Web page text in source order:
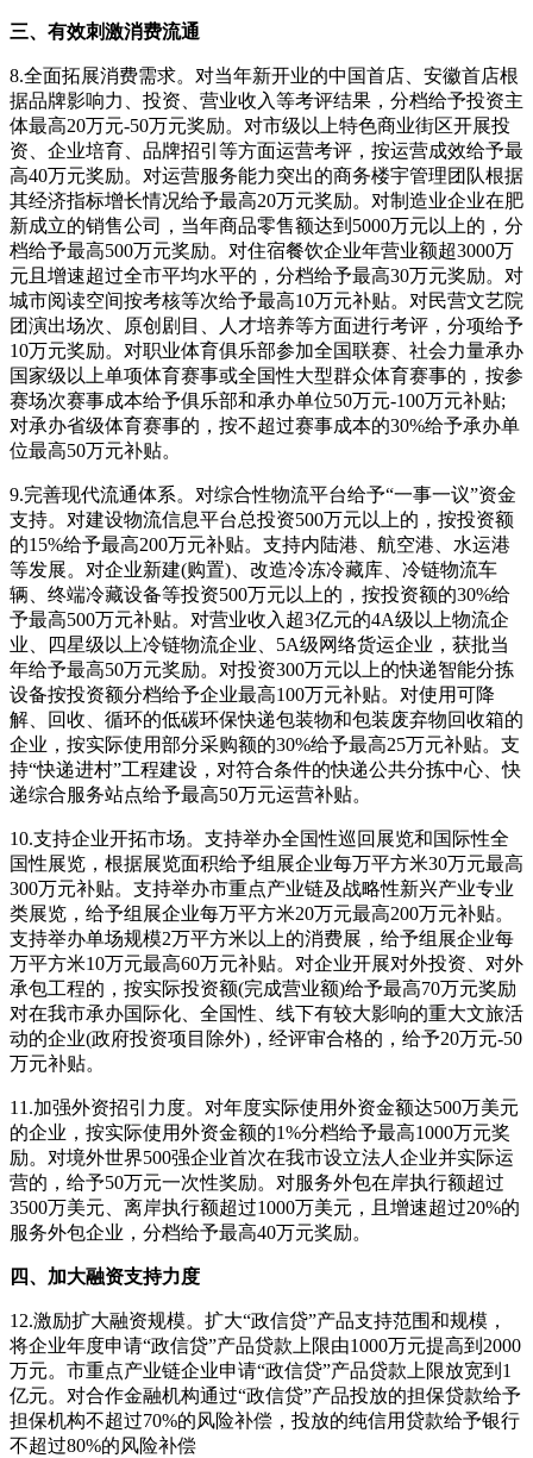
三、有效刺激消费流通
8.全面拓展消费需求。对当年新开业的中国首店、安徽首店根
据品牌影响力、投资、营业收入等考评结果，分档给予投资主
体最高20万元-50万元奖励。对市级以上特色商业街区开展投
资、企业培育、品牌招引等方面运营考评，按运营成效给予最
高40万元奖励。对运营服务能力突出的商务楼宇管理团队根据
其经济指标增长情况给予最高20万元奖励。对制造业企业在肥
新成立的销售公司，当年商品零售额达到5000万元以上的，分
档给予最高500万元奖励。对住宿餐饮企业年营业额超3000万
元且增速超过全市平均水平的，分档给予最高30万元奖励。对
城市阅读空间按考核等次给予最高10万元补贴。对民营文艺院
团演出场次、原创剧目、人才培养等方面进行考评，分项给予
10万元奖励。对职业体育俱乐部参加全国联赛、社会力量承办
国家级以上单项体育赛事或全国性大型群众体育赛事的，按参
赛场次赛事成本给予俱乐部和承办单位50万元-100万元补贴;
对承办省级体育赛事的，按不超过赛事成本的30%给予承办单
位最高50万元补贴。
9.完善现代流通体系。对综合性物流平台给予“一事一议”资金
支持。对建设物流信息平台总投资500万元以上的，按投资额
的15%给予最高200万元补贴。支持内陆港、航空港、水运港
等发展。对企业新建(购置)、改造冷冻冷藏库、冷链物流车
辆、终端冷藏设备等投资500万元以上的，按投资额的30%给
予最高500万元补贴。对营业收入超3亿元的4A级以上物流企
业、四星级以上冷链物流企业、5A级网络货运企业，获批当
年给予最高50万元奖励。对投资300万元以上的快递智能分拣
设备按投资额分档给予企业最高100万元补贴。对使用可降
解、回收、循环的低碳环保快递包装物和包装废弃物回收箱的
企业，按实际使用部分采购额的30%给予最高25万元补贴。支
持“快递进村”工程建设，对符合条件的快递公共分拣中心、快
递综合服务站点给予最高50万元运营补贴。
10.支持企业开拓市场。支持举办全国性巡回展览和国际性全
国性展览，根据展览面积给予组展企业每万平方米30万元最高
300万元补贴。支持举办市重点产业链及战略性新兴产业专业
类展览，给予组展企业每万平方米20万元最高200万元补贴。
支持举办单场规模2万平方米以上的消费展，给予组展企业每
万平方米10万元最高60万元补贴。对企业开展对外投资、对外
承包工程的，按实际投资额(完成营业额)给予最高70万元奖励
对在我市承办国际化、全国性、线下有较大影响的重大文旅活
动的企业(政府投资项目除外)，经评审合格的，给予20万元-50
万元补贴。
11.加强外资招引力度。对年度实际使用外资金额达500万美元
的企业，按实际使用外资金额的1%分档给予最高1000万元奖
励。对境外世界500强企业首次在我市设立法人企业并实际运
营的，给予50万元一次性奖励。对服务外包在岸执行额超过
3500万美元、离岸执行额超过1000万美元，且增速超过20%的
服务外包企业，分档给予最高40万元奖励。
四、加大融资支持力度
12.激励扩大融资规模。扩大“政信贷”产品支持范围和规模，
将企业年度申请“政信贷”产品贷款上限由1000万元提高到2000
万元。市重点产业链企业申请“政信贷”产品贷款上限放宽到1
亿元。对合作金融机构通过“政信贷”产品投放的担保贷款给予
担保机构不超过70%的风险补偿，投放的纯信用贷款给予银行
不超过80%的风险补偿